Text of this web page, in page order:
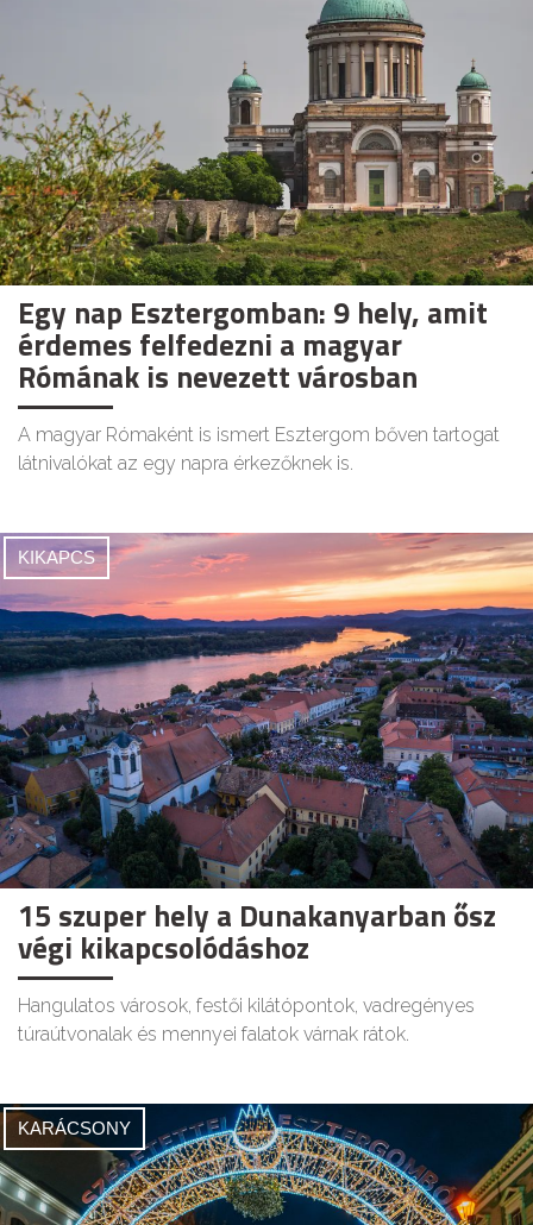
Egy nap Esztergomban: 9 hely, amit
érdemes felfedezni a magyar
Rómának is nevezett városban
A magyar Rómaként is ismert Esztergom bőven tartogat
látnivalókat az egy napra érkezőknek is.
KIKAPCS
15 szuper hely a Dunakanyarban ősz
végi kikapcsolódáshoz
Hangulatos városok, festői kilátópontok, vadregényes
túraútvonalak és mennyei falatok várnak rátok.
KARÁCSONY